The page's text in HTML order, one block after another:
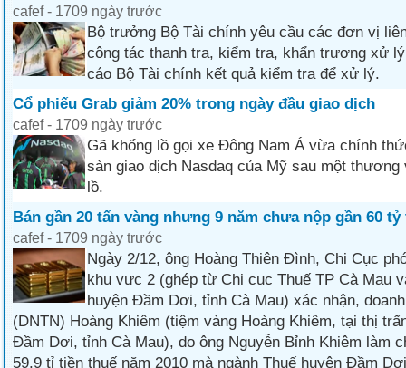
cafef - 1709 ngày trước
Bộ trưởng Bộ Tài chính yêu cầu các đơn vị
công tác thanh tra, kiểm tra, khẩn trương xử
cáo Bộ Tài chính kết quả kiểm tra để xử lý.
Cổ phiếu Grab giảm 20% trong ngày đầu giao dịch
cafef - 1709 ngày trước
Gã khổng lồ gọi xe Đông Nam Á vừa chính
sàn giao dịch Nasdaq của Mỹ sau một thương
lồ.
Bán gần 20 tấn vàng nhưng 9 năm chưa nộp gần 60
cafef - 1709 ngày trước
Ngày 2/12, ông Hoàng Thiên Đình, Chi Cục
khu vực 2 (ghép từ Chi cục Thuế TP Cà Mau
huyện Đầm Dơi, tỉnh Cà Mau) xác nhận,
(DNTN) Hoàng Khiêm (tiệm vàng Hoàng Khiêm, tại thị
Đầm Dơi, tỉnh Cà Mau), do ông Nguyễn Bỉnh Khiêm làm
59,9 tỉ tiền thuế năm 2010 mà ngành Thuế huyện Đầm